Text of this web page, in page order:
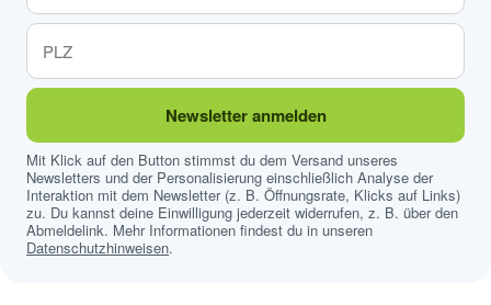
Newsletter anmelden
Mit Klick auf den Button stimmst du dem Versand unseres
Newsletters und der Personalisierung einschließlich Analyse der
Interaktion mit dem Newsletter (z. B. Öffnungsrate, Klicks auf Links)
zu. Du kannst deine Einwilligung jederzeit widerrufen, z. B. über den
Abmeldelink. Mehr Informationen findest du in unseren
Datenschutzhinweisen.